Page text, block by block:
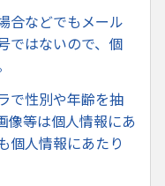
合などでもメール
ではないので、個
で性別や年齢を抽
像等は個人情報にあ
個人情報にあたり